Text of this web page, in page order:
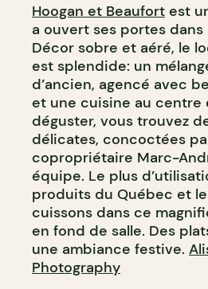
Hoogan et Beaufort est
a ouvert ses portes dans
Décor sobre et aéré, le
est splendide: un
d’ancien, agencé avec
et une cuisine au centre
déguster, vous trouvez
délicates, concoctées
copropriétaire Marc-
équipe. Le plus
produits du Québec et
cuissons dans ce
en fond de salle. Des
une ambiance festive.
Photography